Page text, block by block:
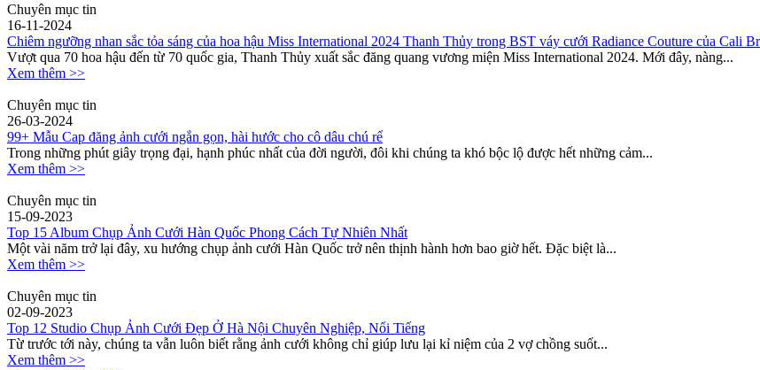
Chuyên mục tin
16-11-2024
Chiêm ngưỡng nhan sắc tỏa sáng của hoa hậu Miss International 2024 Thanh Thủy trong BST váy cưới Radiance Couture của Cali
Vượt qua 70 hoa hậu đến từ 70 quốc gia, Thanh Thủy xuất sắc đăng quang vương miện Miss International 2024. Mới đây, nàng...
Xem thêm >>
Chuyên mục tin
26-03-2024
99+ Mẫu Cap đăng ảnh cưới ngắn gọn, hài hước cho cô dâu chú rể
Trong những phút giây trọng đại, hạnh phúc nhất của đời người, đôi khi chúng ta khó bộc lộ được hết những cảm...
Xem thêm >>
Chuyên mục tin
15-09-2023
Top 15 Album Chụp Ảnh Cưới Hàn Quốc Phong Cách Tự Nhiên Nhất
Một vài năm trở lại đây, xu hướng chụp ảnh cưới Hàn Quốc trở nên thịnh hành hơn bao giờ hết. Đặc biệt là...
Xem thêm >>
Chuyên mục tin
02-09-2023
Top 12 Studio Chụp Ảnh Cưới Đẹp Ở Hà Nội Chuyên Nghiệp, Nổi Tiếng
Từ trước tới này, chúng ta vẫn luôn biết rằng ảnh cưới không chỉ giúp lưu lại kỉ niệm của 2 vợ chồng suốt...
Xem thêm >>